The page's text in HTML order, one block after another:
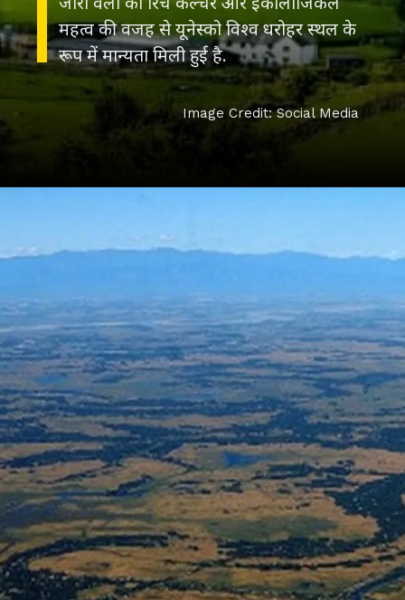
महत्व की वजह से यूनेस्को विश्व धरोहर स्थल के
रूप में मान्यता मिली हुई है.
Image Credit: Social Media